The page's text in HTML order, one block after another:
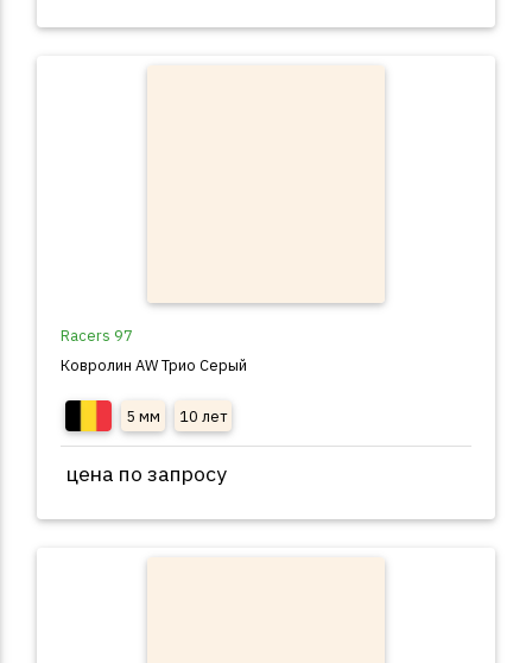
Racers 97
Ковролин AW Трио Серый
5 мм 10 лет
цена по запросу